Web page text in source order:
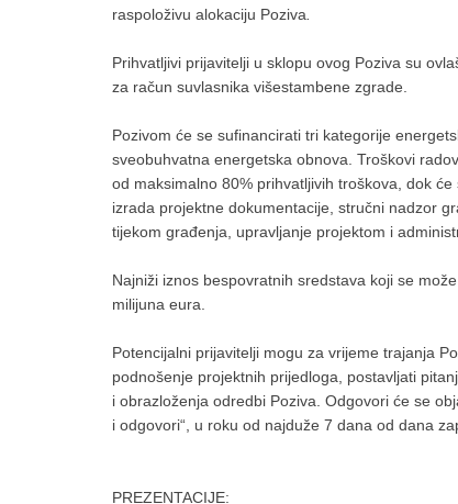
raspoloživu alokaciju Poziva
Prihvatljivi prijavitelji u sklopu ovog Poziva su
za račun suvlasnika višestambene zgrade.
Pozivom će se sufinancirati tri kategorije
sveobuhvatna energetska obnova. Troškovi
od maksimalno 80% prihvatljivih troškova, dok
izrada projektne dokumentacije, stručni nadzor
tijekom građenja, upravljanje projektom i
Najniži iznos bespovratnih sredstava koji se
milijuna eura.
Potencijalni prijavitelji mogu za vrijeme trajanja
podnošenje projektnih prijedloga, postavljati
i obrazloženja odredbi Poziva. Odgovori će se
i odgovori“, u roku od najduže 7 dana od dana
PREZENTACIJE: